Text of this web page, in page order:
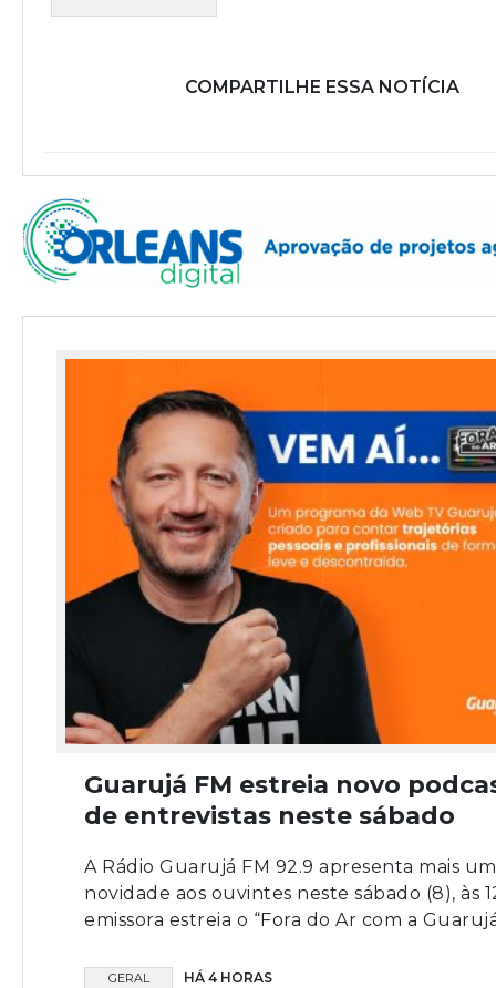
COMPARTILHE ESSA NOTÍCIA
Guarujá FM estreia novo
de entrevistas neste sábado
A Rádio Guarujá FM 92.9 apresenta mais
novidade aos ouvintes neste sábado (8), às
emissora estreia o “Fora do Ar com a
GERAL HÁ 4 HORAS